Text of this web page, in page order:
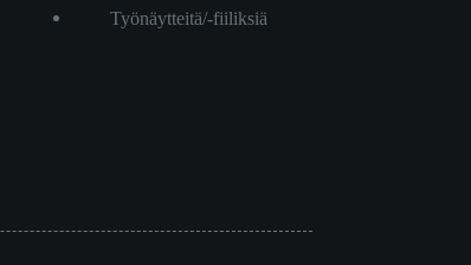
Työnäytteitä/-fiiliksiä